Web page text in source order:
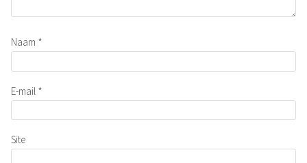
Naam *
E-mail *
Site